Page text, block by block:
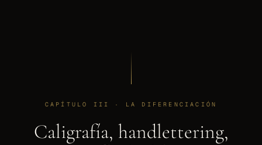
CAPÍTULO III · LA DIFERENCIACIÓN
Caligrafía, handlettering,